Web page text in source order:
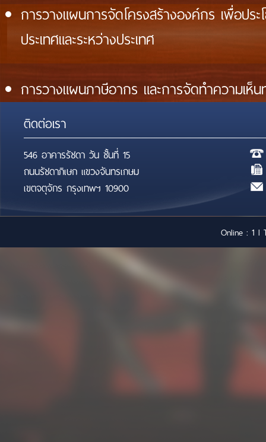
การวางแผนการจัดโครงสร้างองค์กร เพื่อประ
ประเทศและระหว่างประเทศ
การวางแผนภาษีอากร และการจัดทำความเห็
ติดต่อเรา
546 อาคารรัชดา วัน ชั้นที่ 15
ถนนรัชดาภิเษก แขวงจันทรเกษม
เขตจตุจักร กรุงเทพฯ 10900
Online : 1 l